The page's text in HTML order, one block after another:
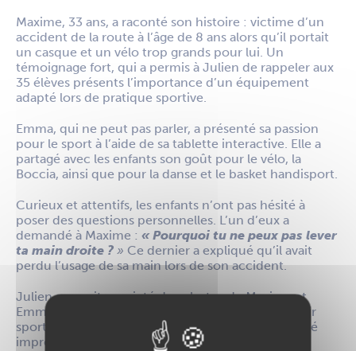
Maxime, 33 ans, a raconté son histoire : victime d’un
accident de la route à l’âge de 8 ans alors qu’il portait
un casque et un vélo trop grands pour lui. Un
témoignage fort, qui a permis à Julien de rappeler aux
35 élèves présents l’importance d’un équipement
adapté lors de pratique sportive.
Emma, qui ne peut pas parler, a présenté sa passion
pour le sport à l’aide de sa tablette interactive. Elle a
partagé avec les enfants son goût pour le vélo, la
Boccia, ainsi que pour la danse et le basket handisport.
Curieux et attentifs, les enfants n’ont pas hésité à
poser des questions personnelles. L’un d’eux a
demandé à Maxime : « Pourquoi tu ne peux pas lever
ta main droite ? » Ce dernier a expliqué qu’il avait
perdu l’usage de sa main lors de son accident.
Julien a ensuite projeté des photos de Maxime et
Emma en pleine pratique de sports variés : voile, tir
sportif, sarbacane ou encore pirogue. Une diversité
impressionnante qui a surpris les élèves.